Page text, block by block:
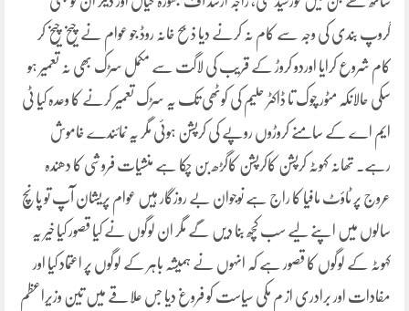
گروپ بندی کی وجہ سے کام نہ کرنے دیا ذبح خانہ روڈ جو عوام نے چیخ چیخ کر
کام شروع کرایا اوردو کروڑ کے قریب کی لاگت سے مکمل سڑک بھی نہ تعمیر ہو
سکی حالانکہ مٹور چوک تا ڈاکٹر حلیم کی کوٹھی تک یہ سڑک تعمیر کرنے کا وعدہ کیا ٹی
ایم اے کے سامنے کروڑوں روپے کی کرپشن ہوئی مگر یہ نمائندے خاموش
رہے. تھانہ کہوٹہ کرپشن کاکرپشن کاگڑھ بن چکا ہے منشیات فروشی کا دھندہ
عروج پر ٹاؤٹ مافیا کا راج ہے نوجوان بے روزگار ہیں عوام پریشان آپ تو پانچ
سالوں میں اپنے لیے سب کچھ بنا دیں گے مگر ان لوگوں نے کیا قصور کیا خیر یہ
کہوٹہ کے لوگوں کا قصور ہے کہ انہوں نے ہمیشہ باہر کے لوگوں پر اعتماد کیا اور
مفادات اور برادری از م مکی سیاست کو فروغ دیا جس علاقے میں تین وزیراعظم